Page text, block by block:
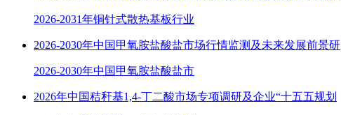
2026-2031年铜针式散热基板行业
2026-2030年中国甲氧胺盐酸盐市场行情监测及未来发展前景研
2026-2030年中国甲氧胺盐酸盐市
2026年中国秸秆基1,4-丁二酸市场专项调研及企业“十五五规划